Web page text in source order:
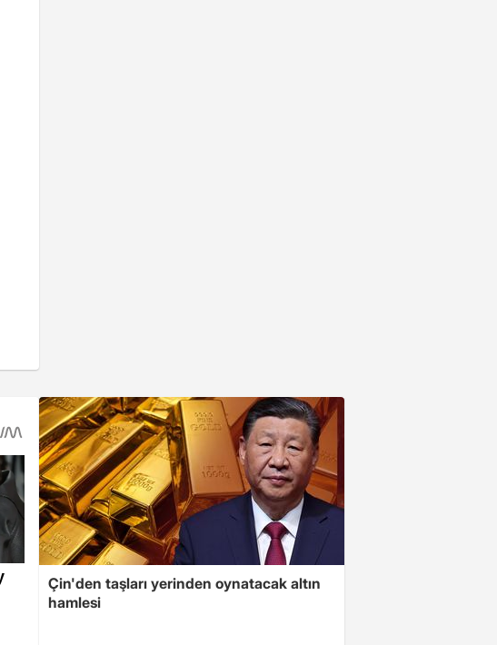
Çin'den taşları yerinden oynatacak altın
hamlesi